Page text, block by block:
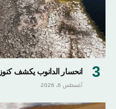
انحسار الدانوب يكشف
أغسطس 6, 2026